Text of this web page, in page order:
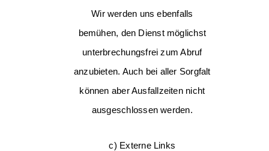
Wir werden uns ebenfalls
bemühen, den Dienst möglichst
unterbrechungsfrei zum Abruf
anzubieten. Auch bei aller Sorgfalt
können aber Ausfallzeiten nicht
ausgeschlossen werden.
c) Externe Links